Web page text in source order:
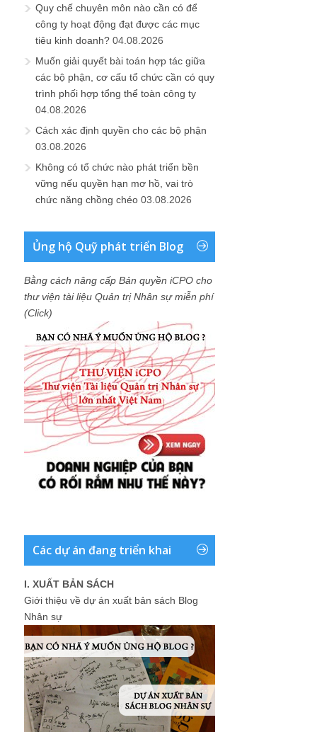
Quy chế chuyên môn nào cần có để
công ty hoạt động đạt được các mục
tiêu kinh doanh? 04.08.2026
Muốn giải quyết bài toán hợp tác giữa
các bộ phận, cơ cấu tổ chức cần có quy
trình phối hợp tổng thể toàn công ty
04.08.2026
Cách xác định quyền cho các bộ phận
03.08.2026
Không có tổ chức nào phát triển bền
vững nếu quyền hạn mơ hồ, vai trò
chức năng chồng chéo 03.08.2026
Ủng hộ Quỹ phát triển Blog
Bằng cách nâng cấp Bản quyền iCPO cho
thư viện tài liệu Quản trị Nhân sự miễn phí
(Click)
Các dự án đang triển khai
I. XUẤT BẢN SÁCH
Giới thiệu về dự án xuất bản sách Blog
Nhân sự